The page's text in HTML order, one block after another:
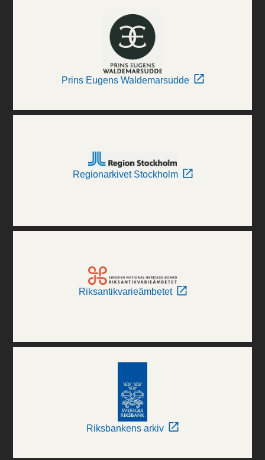
Prins Eugens Waldemarsudde
Regionarkivet Stockholm
Riksantikvarieämbetet
Riksbankens arkiv